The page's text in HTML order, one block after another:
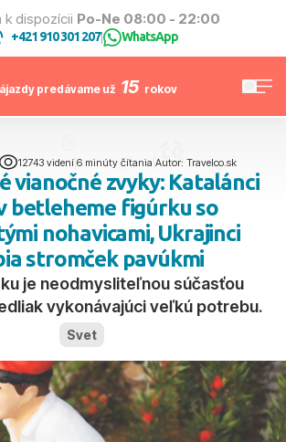
k dispozícii Po-Ne 08:00 - 22:00
+421 910 301 207| WhatsApp
predávame už 15 rokov
12743 videní| 6 minúty čítania Autor: Travelco.sk
vianočné zvyky: Katalánci
betleheme figúrku so
nohavicami, Ukrajinci
stromček pavúkmi
je neodmysliteľnou súčasťou
vykonávajúci veľkú potrebu.
Svet